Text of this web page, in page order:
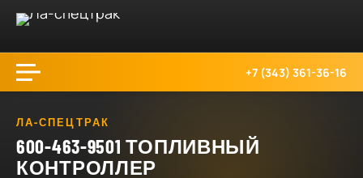
+7 (343) 361-36-16
ЛА-СПЕЦТРАК
600-463-9501 ТОПЛИВНЫЙ
КОНТРОЛЛЕР